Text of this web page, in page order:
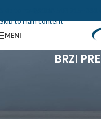
Skip to main content
MENI
BRZI